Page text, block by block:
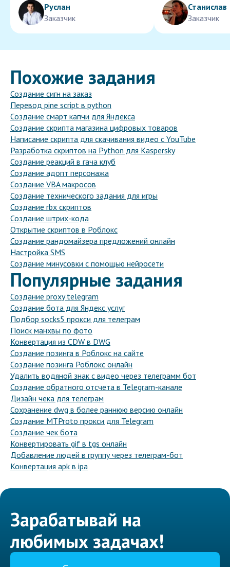
Руслан
Заказчик
Станислав
Заказчик
Похожие задания
Создание сигн на заказ
Перевод pine script в python
Создание смарт капчи для Яндекса
Создание скрипта магазина цифровых товаров
Написание скрипта для скачивания видео с YouTube
Разработка скриптов на Python для Kaspersky
Создание реакций в гача клуб
Создание адопт персонажа
Создание VBA макросов
Создание технического задания для игры
Создание rbx скриптов
Создание штрих-кода
Открытие скриптов в Роблокс
Создание рандомайзера предложений онлайн
Настройка SMS
Создание минусовки с помощью нейросети
Популярные задания
Создание proxy telegram
Создание бота для Яндекс услуг
Подбор socks5 прокси для телеграм
Поиск манхвы по фото
Конвертация из CDW в DWG
Создание позинга в Роблокс на сайте
Создание позинга Роблокс онлайн
Удалить водяной знак с видео через телеграмм бот
Создание обратного отсчета в Telegram-канале
Дизайн чека для телеграм
Сохранение dwg в более раннюю версию онлайн
Создание MTProto прокси для Telegram
Создание чек бота
Конвертировать gif в tgs онлайн
Добавление людей в группу через телеграм-бот
Конвертация apk в ipa
Зарабатывай на
любимых задачах!